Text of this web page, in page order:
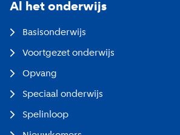
Al het onderwijs
Basisonderwijs
Voortgezet onderwijs
Opvang
Speciaal onderwijs
Spelinloop